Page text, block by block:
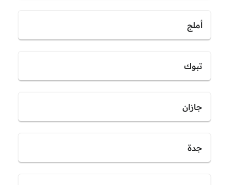
أملج
تبوك
جازان
جدة